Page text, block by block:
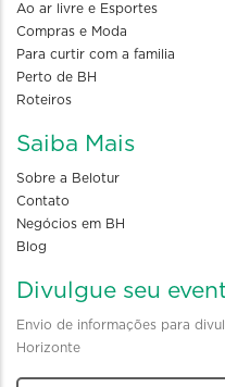
Ao ar livre e Esportes
Compras e Moda
Para curtir com a familia
Perto de BH
Roteiros
Saiba Mais
Sobre a Belotur
Contato
Negócios em BH
Blog
Divulgue seu
Envio de informações para
Horizonte